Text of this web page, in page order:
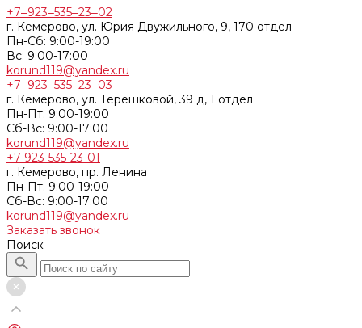
+7‒923‒535‒23‒02
г. Кемерово, ул. Юрия Двужильного, 9, 170 отдел
Пн-Сб: 9:00-19:00
Вс: 9:00-17:00
korund119@yandex.ru
+7‒923‒535‒23‒03
г. Кемерово, ул. Терешковой, 39 д, 1 отдел
Пн-Пт: 9:00-19:00
Cб-Вс: 9:00-17:00
korund119@yandex.ru
+7-923-535-23-01
г. Кемерово, пр. Ленина
Пн-Пт: 9:00-19:00
Cб-Вс: 9:00-17:00
korund119@yandex.ru
Заказать звонок
Поиск